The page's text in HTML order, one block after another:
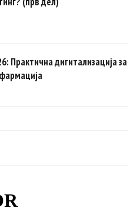
Практична дигитализација за